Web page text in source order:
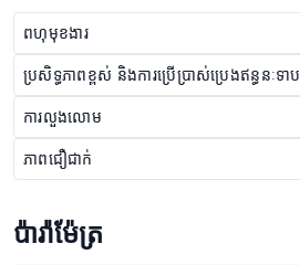
ពហុមុខងារ
ប្រសិទ្ធភាពខ្ពស់ និងការប្រើប្រាស់ប្រេងឥន្ធនៈទាប
ការលួងលោម
ភាពជឿជាក់
ប៉ារ៉ាម៉ែត្រ